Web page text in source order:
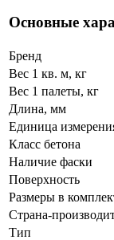
Основные
Бренд
Вес 1 кв. м, кг
Вес 1 палеты, кг
Длина, мм
Единица
Класс бетона
Наличие фаски
Поверхность
Размеры в
Страна-
Тип